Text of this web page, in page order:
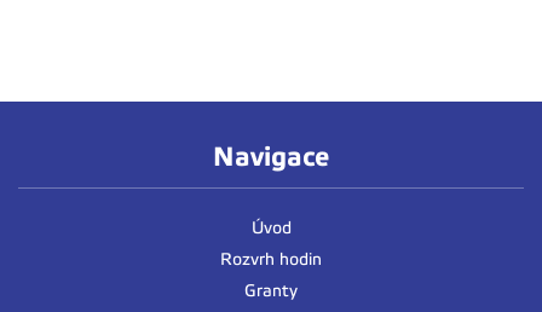
Navigace
Úvod
Rozvrh hodin
Granty